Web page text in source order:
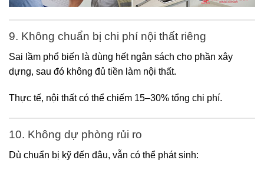
9. Không chuẩn bị chi phí nội thất riêng
Sai lầm phổ biến là dùng hết ngân sách cho phần xây
dựng, sau đó không đủ tiền làm nội thất.
Thực tế, nội thất có thể chiếm 15–30% tổng chi phí.
10. Không dự phòng rủi ro
Dù chuẩn bị kỹ đến đâu, vẫn có thể phát sinh: